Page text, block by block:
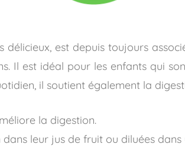
est depuis toujours
Il est idéal pour les enfants qui
il soutient également la
la digestion.
leur jus de fruit ou diluées